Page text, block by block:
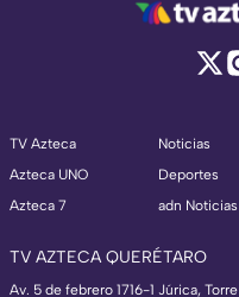
TV Azteca
Azteca UNO
Azteca 7
Noticias
Deportes
adn Noticias
TV AZTECA QUERÉTARO
Av. 5 de febrero 1716-1 Júrica, Torre